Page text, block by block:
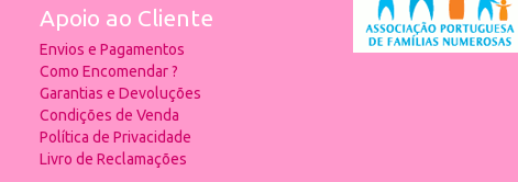
Apoio ao Cliente
Envios e Pagamentos
Como Encomendar ?
Garantias e Devoluções
Condições de Venda
Política de Privacidade
Livro de Reclamações